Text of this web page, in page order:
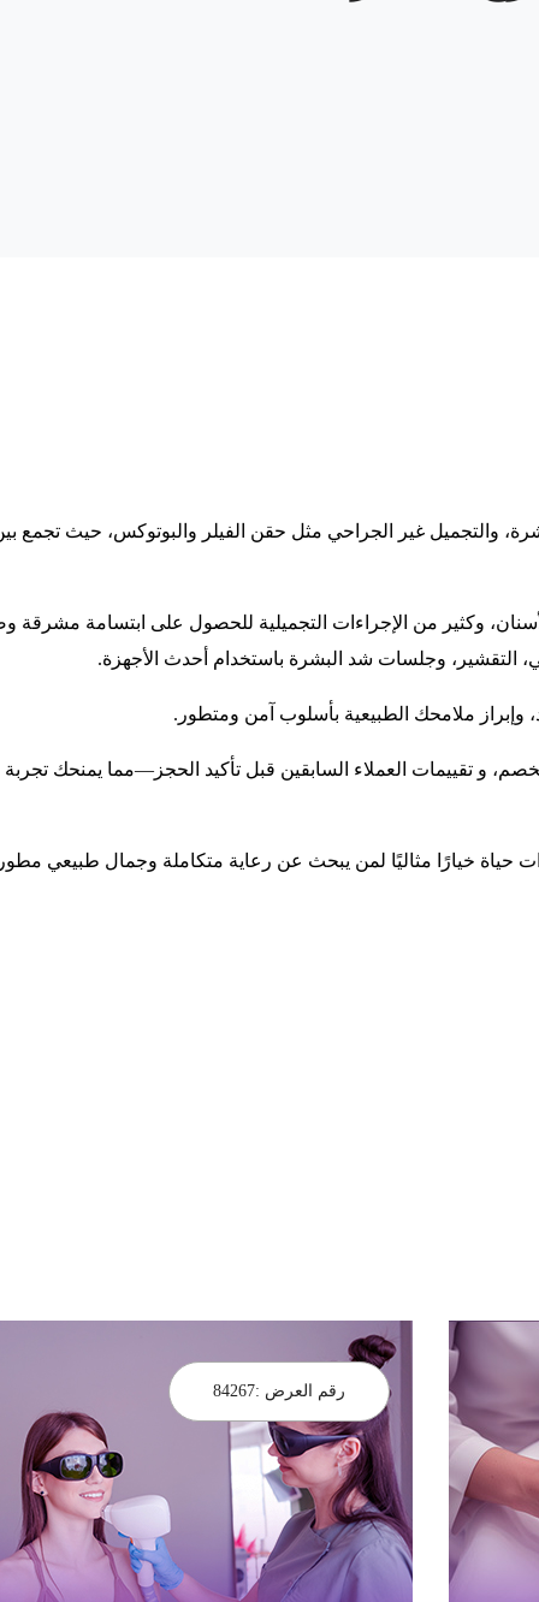
والتجميل غير الجراحي مثل حقن الفيلر والبوتوكس، حيث تجمع
وكثير من الإجراءات التجميلية للحصول على ابتسامة مشرقة
التقشير، وجلسات شد البشرة باستخدام أحدث الأجهزة.
وإبراز ملامحك الطبيعية بأسلوب آمن ومتطور.
و تقييمات العملاء السابقين قبل تأكيد الحجز—مما يمنحك تجربة
حياة خيارًا مثاليًا لمن يبحث عن رعاية متكاملة وجمال طبيعي
رقم العرض :84267